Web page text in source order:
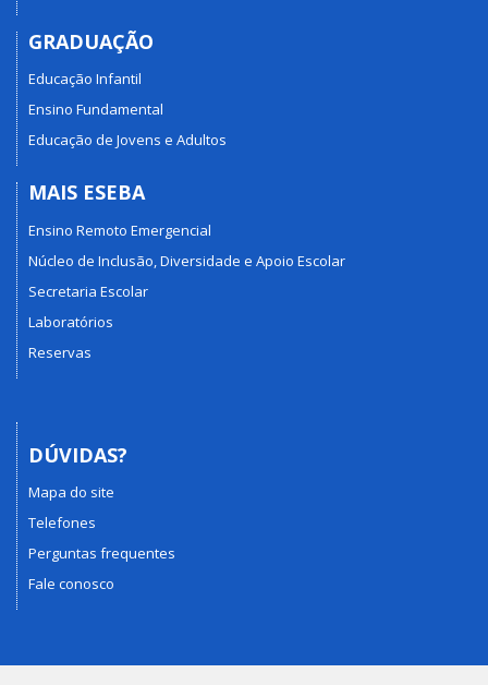
GRADUAÇÃO
Educação Infantil
Ensino Fundamental
Educação de Jovens e Adultos
MAIS ESEBA
Ensino Remoto Emergencial
Núcleo de Inclusão, Diversidade e Apoio Escolar
Secretaria Escolar
Laboratórios
Reservas
DÚVIDAS?
Mapa do site
Telefones
Perguntas frequentes
Fale conosco